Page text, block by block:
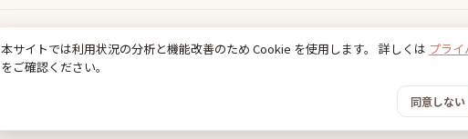
Inudia
犬とお出かけ情報
本サイトでは利用状況の分析と機能改善のため Cookie を使用します。 詳しくは プラ
をご確認ください。
同意しない